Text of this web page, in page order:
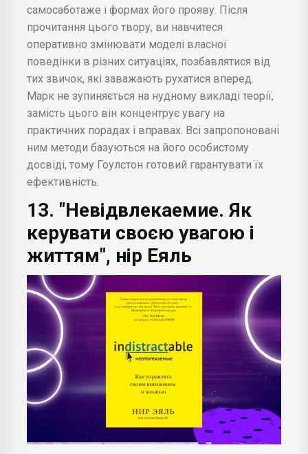
самосаботаже і формах його прояву. Після
прочитання цього твору, ви навчитеся
оперативно змінювати моделі власної
поведінки в різних ситуаціях, позбавлятися від
тих звичок, які заважають рухатися вперед.
Марк не зупиняється на нудному викладі теорії,
замість цього він концентрує увагу на
практичних порадах і вправах. Всі запропоновані
ним методи базуються на його особистому
досвіді, тому Гоулстон готовий гарантувати їх
ефективність.
13. "Невідвлекаемие. Як
керувати своєю увагою і
життям", нір Еяль